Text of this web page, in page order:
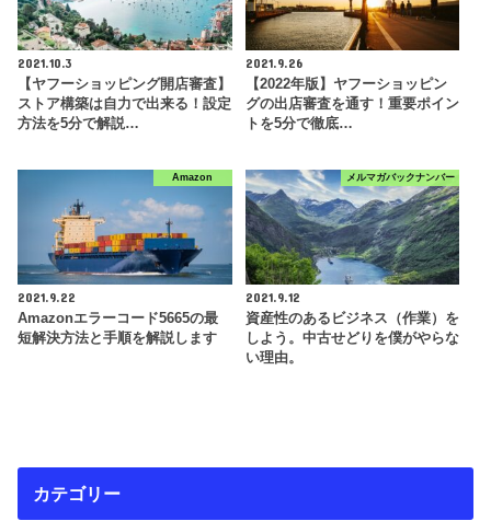
2021.10.3
【ヤフーショッピング開店審査】
ストア構築は自力で出来る！設定
方法を5分で解説…
2021.9.26
【2022年版】ヤフーショッピン
グの出店審査を通す！重要ポイン
トを5分で徹底…
Amazon
2021.9.22
Amazonエラーコード5665の最
短解決方法と手順を解説します
メルマガバックナンバー
2021.9.12
資産性のあるビジネス（作業）を
しよう。中古せどりを僕がやらな
い理由。
カテゴリー